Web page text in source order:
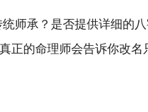
师承？是否提供详细的
正的命理师会告诉你改名